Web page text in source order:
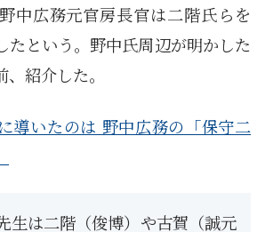
中広務元官房長官は二階氏らを
たという。野中氏周辺が明かした
紹介した。
導いたのは 野中広務の「保守二
生は二階（俊博）や古賀（誠元